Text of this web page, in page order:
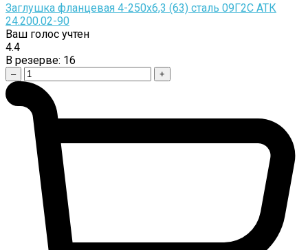
Заглушка фланцевая 4-250х6,3 (63) сталь 09Г2С АТК
24.200.02-90
Ваш голос учтен
4.4
В резерве: 16
– +